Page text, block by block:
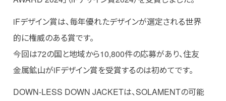
iFデザイン賞は、毎年優れたデザインが選定される世界
的に権威のある賞です。
今回は72の国と地域から10,800件の応募があり、住友
金属鉱山がiFデザイン賞を受賞するのは初めてです。
DOWN-LESS DOWN JACKETは、SOLAMENTの可能